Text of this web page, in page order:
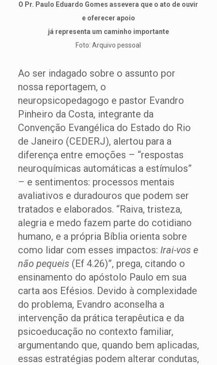
O Pr. Paulo Eduardo Gomes assevera que o ato de ouvir
e oferecer apoio
já representa um caminho importante
Foto: Arquivo pessoal
Ao ser indagado sobre o assunto por
nossa reportagem, o
neuropsicopedagogo e pastor Evandro
Pinheiro da Costa, integrante da
Convenção Evangélica do Estado do Rio
de Janeiro (CEDERJ), alertou para a
diferença entre emoções – “respostas
neuroquímicas automáticas a estímulos”
– e sentimentos: processos mentais
avaliativos e duradouros que podem ser
tratados e elaborados. “Raiva, tristeza,
alegria e medo fazem parte do cotidiano
humano, e a própria Bíblia orienta sobre
como lidar com esses impactos: Irai-vos e
não pequeis (Ef 4.26)”, prega, citando o
ensinamento do apóstolo Paulo em sua
carta aos Efésios. Devido à complexidade
do problema, Evandro aconselha a
intervenção da prática terapêutica e da
psicoeducação no contexto familiar,
argumentando que, quando bem aplicadas,
essas estratégias podem alterar condutas,